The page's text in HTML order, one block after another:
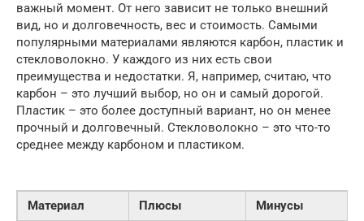
важный момент. От него зависит не только внешний
вид, но и долговечность, вес и стоимость. Самыми
популярными материалами являются карбон, пластик и
стекловолокно. У каждого из них есть свои
преимущества и недостатки. Я, например, считаю, что
карбон – это лучший выбор, но он и самый дорогой.
Пластик – это более доступный вариант, но он менее
прочный и долговечный. Стекловолокно – это что-то
среднее между карбоном и пластиком.
Материал Плюсы Минусы